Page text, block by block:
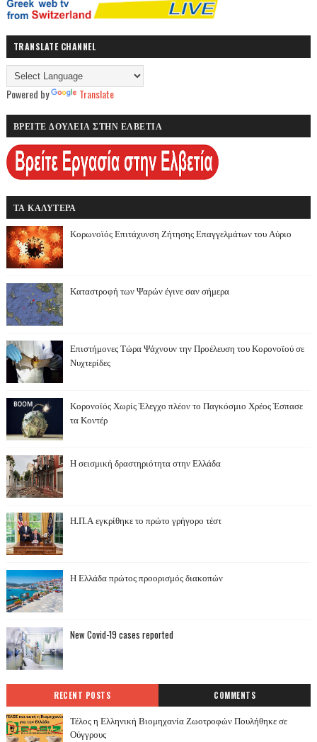
TRANSLATE CHANNEL
Powered by Translate
ΒΡΕΙΤΕ ΔΟΥΛΕΙΑ ΣΤΗΝ ΕΛΒΕΤΙΑ
ΤΑ ΚΑΛΥΤΕΡΑ
Κορωνοϊός Επιτάχυνση Ζήτησης Επαγγελμάτων του Αύριο
Καταστροφή των Ψαρών έγινε σαν σήμερα
Επιστήμονες Τώρα Ψάχνουν την Προέλευση του Κορονοϊού σε
Νυχτερίδες
Κορονοϊός Χωρίς Έλεγχο πλέον το Παγκόσμιο Χρέος Έσπασε
τα Κοντέρ
Η σεισμική δραστηριότητα στην Ελλάδα
Η.Π.Α εγκρίθηκε το πρώτο γρήγορο τέστ
Η Ελλάδα πρώτος προορισμός διακοπών
New Covid-19 cases reported
RECENT POSTS COMMENTS
Τέλος η Ελληνική Βιομηχανία Ζωοτροφών Πουλήθηκε σε
Ούγγρους